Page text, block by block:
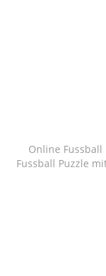
Online Fussball
Fussball Puzzle